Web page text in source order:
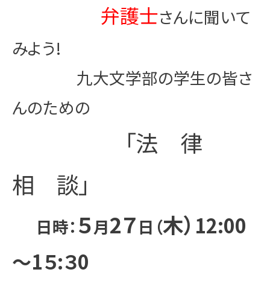
弁護士さんに聞いて
みよう!
九大文学部の学生の皆さ
んのための
「法 律
相 談」
日時： ５月2７日（木） 12:00
～1５:３0